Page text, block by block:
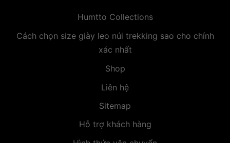
Humtto Collections
Cách chọn size giày leo núi trekking sao cho chính
xác nhất
Shop
Liên hệ
Sitemap
Hỗ trợ khách hàng